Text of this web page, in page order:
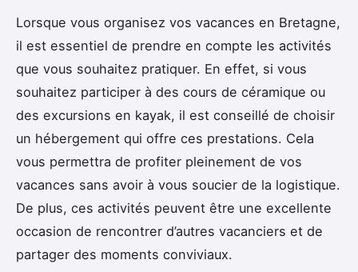
Lorsque vous organisez vos vacances en Bretagne,
il est essentiel de prendre en compte les activités
que vous souhaitez pratiquer. En effet, si vous
souhaitez participer à des cours de céramique ou
des excursions en kayak, il est conseillé de choisir
un hébergement qui offre ces prestations. Cela
vous permettra de profiter pleinement de vos
vacances sans avoir à vous soucier de la logistique.
De plus, ces activités peuvent être une excellente
occasion de rencontrer d’autres vacanciers et de
partager des moments conviviaux.